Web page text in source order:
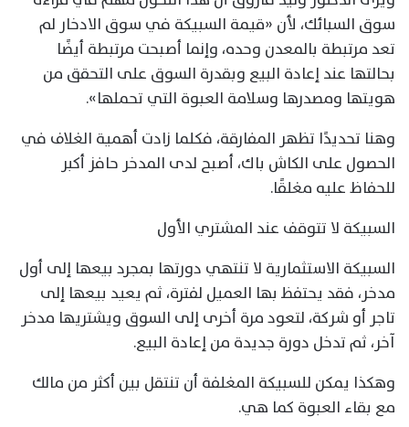
سوق السبائك، لأن «قيمة السبيكة في سوق الادخار لم
تعد مرتبطة بالمعدن وحده، وإنما أصبحت مرتبطة أيضًا
بحالتها عند إعادة البيع وبقدرة السوق على التحقق من
هويتها ومصدرها وسلامة العبوة التي تحملها».
وهنا تحديدًا تظهر المفارقة، فكلما زادت أهمية الغلاف في
الحصول على الكاش باك، أصبح لدى المدخر حافز أكبر
للحفاظ عليه مغلقًا.
السبيكة لا تتوقف عند المشتري الأول
السبيكة الاستثمارية لا تنتهي دورتها بمجرد بيعها إلى أول
مدخر، فقد يحتفظ بها العميل لفترة، ثم يعيد بيعها إلى
تاجر أو شركة، لتعود مرة أخرى إلى السوق ويشتريها مدخر
آخر، ثم تدخل دورة جديدة من إعادة البيع.
وهكذا يمكن للسبيكة المغلفة أن تنتقل بين أكثر من مالك
مع بقاء العبوة كما هي.